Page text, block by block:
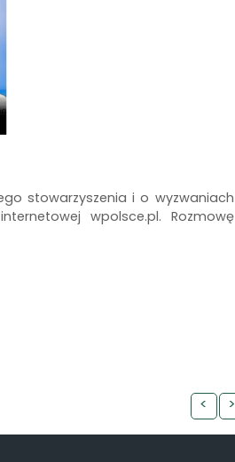
stowarzyszenia i o wyzwaniach
wpolsce.pl. Rozmowę
< >